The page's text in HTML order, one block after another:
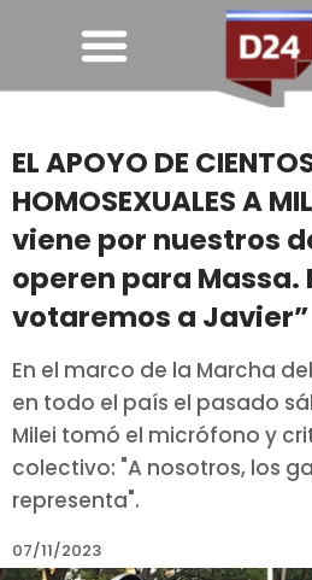
EL APOYO DE
HOMOSEXUALES A
viene por nuestros
operen para Massa.
votaremos a Javier”
En el marco de la Marcha
en todo el país el pasado
Milei tomó el micrófono y
colectivo: "A nosotros, los
representa".
07/11/2023